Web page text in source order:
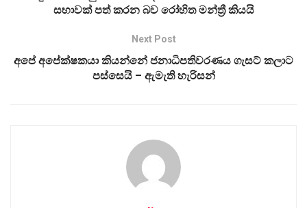
සභාවක් පත් කරන බව රෝහිත මන්ත්‍රී කියයි
Next Post
අපේ අපේක්ෂකයා කියන්නේ ජනාධිපතිවරණය ගැසට් කලාට
පස්සෙයි – ඇමැති හැරිසන්